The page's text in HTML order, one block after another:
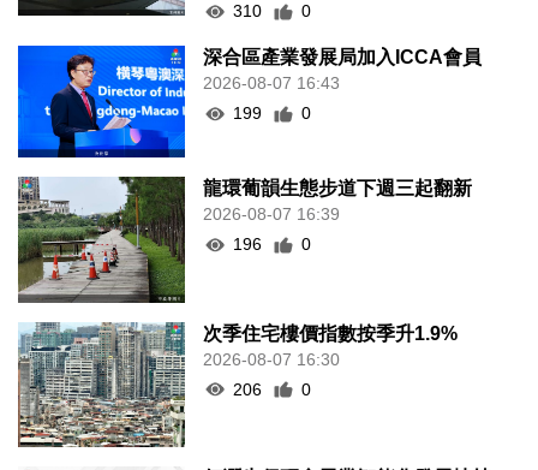
310
0
深合區產業發展局加入ICCA會員
2026-08-07 16:43
199
0
龍環葡韻生態步道下週三起翻新
2026-08-07 16:39
196
0
次季住宅樓價指數按季升1.9%
2026-08-07 16:30
206
0